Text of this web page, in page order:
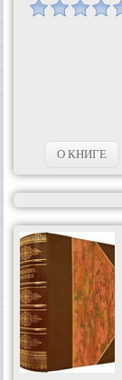
О КНИГЕ